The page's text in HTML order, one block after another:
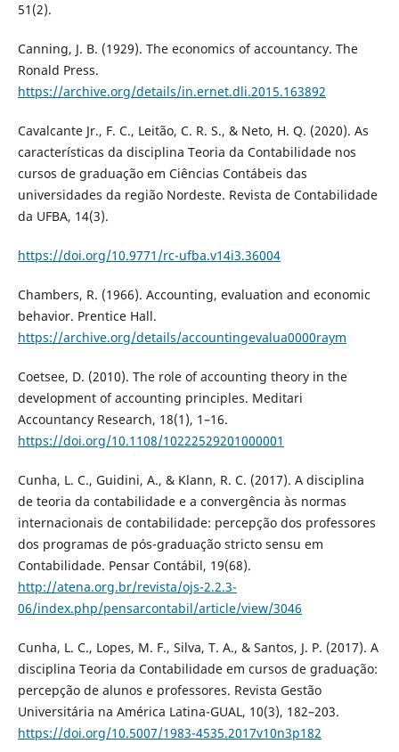
51(2).
Canning, J. B. (1929). The economics of accountancy. The
Ronald Press.
https://archive.org/details/in.ernet.dli.2015.163892
Cavalcante Jr., F. C., Leitão, C. R. S., & Neto, H. Q. (2020). As
características da disciplina Teoria da Contabilidade nos
cursos de graduação em Ciências Contábeis das
universidades da região Nordeste. Revista de Contabilidade
da UFBA, 14(3).
https://doi.org/10.9771/rc-ufba.v14i3.36004
Chambers, R. (1966). Accounting, evaluation and economic
behavior. Prentice Hall.
https://archive.org/details/accountingevalua0000raym
Coetsee, D. (2010). The role of accounting theory in the
development of accounting principles. Meditari
Accountancy Research, 18(1), 1–16.
https://doi.org/10.1108/10222529201000001
Cunha, L. C., Guidini, A., & Klann, R. C. (2017). A disciplina
de teoria da contabilidade e a convergência às normas
internacionais de contabilidade: percepção dos professores
dos programas de pós-graduação stricto sensu em
Contabilidade. Pensar Contábil, 19(68).
http://atena.org.br/revista/ojs-2.2.3-
06/index.php/pensarcontabil/article/view/3046
Cunha, L. C., Lopes, M. F., Silva, T. A., & Santos, J. P. (2017). A
disciplina Teoria da Contabilidade em cursos de graduação:
percepção de alunos e professores. Revista Gestão
Universitária na América Latina-GUAL, 10(3), 182–203.
https://doi.org/10.5007/1983-4535.2017v10n3p182